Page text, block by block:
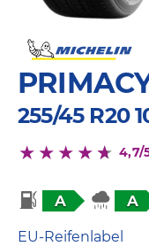
255/45 R20
4,7/
A A
EU-Reifenlabel